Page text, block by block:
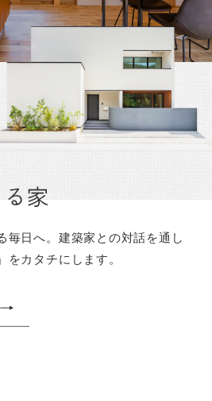
毎日へ。建築家との対話を通し
カタチにします。